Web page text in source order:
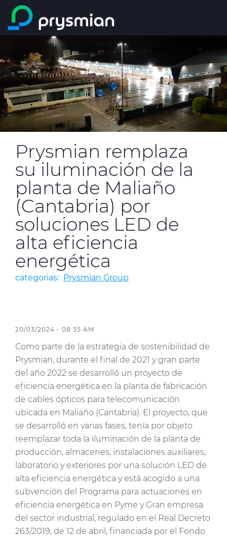
Saltar al contenido
principal
Buscar
Compañía
Mercados
Centro de Productos
Catálogos Online
Certificados de Calidad
Proyectos
Sostenibilidad
Media
Buscador Dop
People & Careers
Web Global
CABLEAPP PRY
PRYSMIAN CLUB
Prysmian remplaza
su iluminación de la
planta de Maliaño
(Cantabria) por
soluciones LED de
alta eficiencia
energética
categorias: Prysmian Group
20/03/2024 - 08:35 AM
Como parte de la estrategia de sostenibilidad de
Prysmian, durante el final de 2021 y gran parte
del año 2022 se desarrolló un proyecto de
eficiencia energética en la planta de fabricación
de cables ópticos para telecomunicación
ubicada en Maliaño (Cantabria). El proyecto, que
se desarrolló en varias fases, tenía por objeto
reemplazar toda la iluminación de la planta de
producción, almacenes, instalaciones auxiliares,
laboratorio y exteriores por una solución LED de
alta eficiencia energética y está acogido a una
subvención del Programa para actuaciones en
eficiencia energética en Pyme y Gran empresa
del sector industrial, regulado en el Real Decreto
263/2019, de 12 de abril, financiada por el Fondo